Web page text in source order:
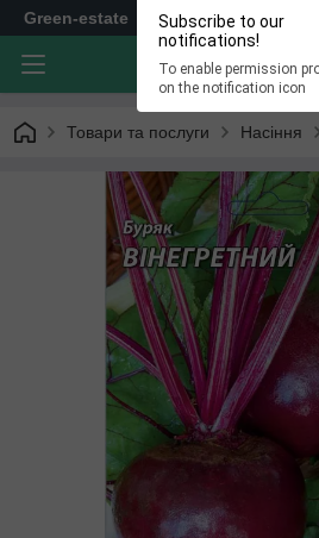
Subscribe to our
notifications!
To enable permission
on the notification icon
Green-estate
Товари та послуги Насіння